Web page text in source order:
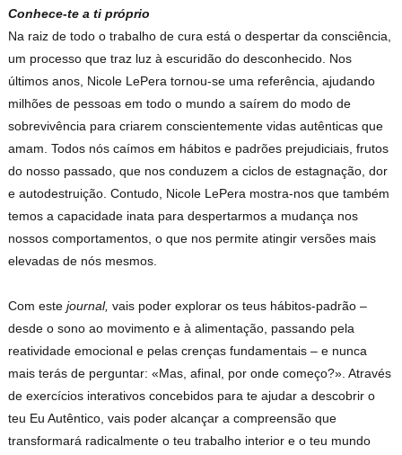
Conhece-te a ti próprio
Na raiz de todo o trabalho de cura está o despertar da consciência,
um processo que traz luz à escuridão do desconhecido. Nos
últimos anos, Nicole LePera tornou-se uma referência, ajudando
milhões de pessoas em todo o mundo a saírem do modo de
sobrevivência para criarem conscientemente vidas autênticas que
amam. Todos nós caímos em hábitos e padrões prejudiciais, frutos
do nosso passado, que nos conduzem a ciclos de estagnação, dor
e autodestruição. Contudo, Nicole LePera mostra-nos que também
temos a capacidade inata para despertarmos a mudança nos
nossos comportamentos, o que nos permite atingir versões mais
elevadas de nós mesmos.
Com estejournal,vais poder explorar os teus hábitos-padrão –
desde o sono ao movimento e à alimentação, passando pela
reatividade emocional e pelas crenças fundamentais – e nunca
mais terás de perguntar: «Mas, afinal, por onde começo?». Através
de exercícios interativos concebidos para te ajudar a descobrir o
teu Eu Autêntico, vais poder alcançar a compreensão que
transformará radicalmente o teu trabalho interior e o teu mundo